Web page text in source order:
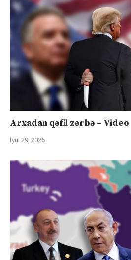
Arxadan qəfil zərbə – Video
İyul 29, 2025